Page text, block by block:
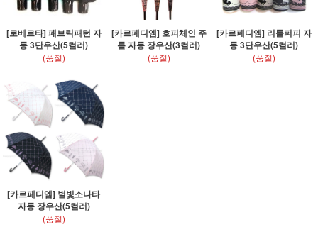
[로베르타] 패브릭패턴 자
동 3단우산(5컬러)
(품절)
[카르페디엠] 호피체인 주
름 자동 장우산(3컬러)
(품절)
[카르페디엠] 리틀퍼피 자
동 3단우산(5컬러)
(품절)
[카르페디엠] 별빛소나타
자동 장우산(5컬러)
(품절)